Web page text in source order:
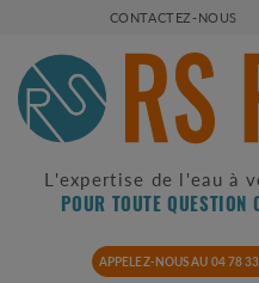
CONTACTEZ-NOUS
L'expertise de l'eau à
POUR TOUTE QUESTION
APPELEZ-NOUS AU 04 78